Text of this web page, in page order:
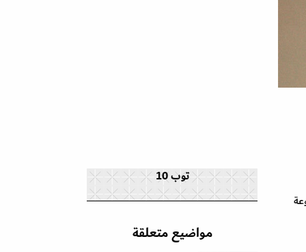
توب 10
مواضيع متعلقة